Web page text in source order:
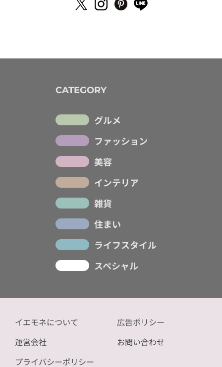
CATEGORY
グルメ
ファッション
美容
インテリア
雑貨
住まい
ライフスタイル
スペシャル
イエモネについて
運営会社
プライバシーポリシー
広告ポリシー
お問い合わせ